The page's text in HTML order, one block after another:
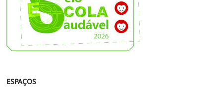
ESPAÇOS